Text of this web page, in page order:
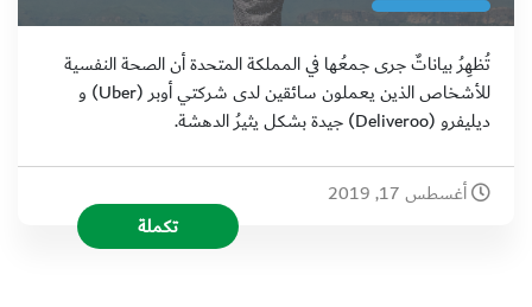
تُظهِرُ بياناتٌ جرى جمعُها في المملكة المتحدة أن الصحة النفسية
للأشخاص الذين يعملون سائقين لدى شركتي أوبر (Uber) و
ديليفرو (Deliveroo) جيدة بشكل يثيرُ الدهشة.
أغسطس 17, 2019
تكملة